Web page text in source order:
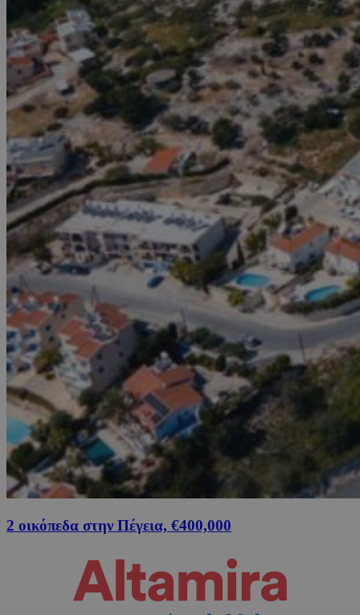
2 οικόπεδα στην Πέγεια, €400,000